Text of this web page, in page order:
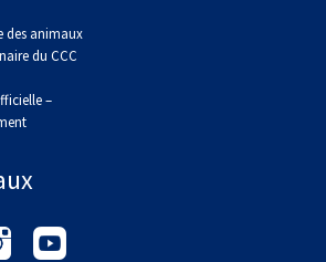
des animaux
du CCC
–